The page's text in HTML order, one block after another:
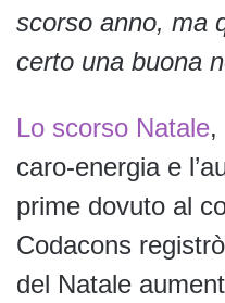
scorso anno, ma
certo una buona
Lo scorso Natale,
caro-energia e
prime dovuto al
Codacons
del Natale